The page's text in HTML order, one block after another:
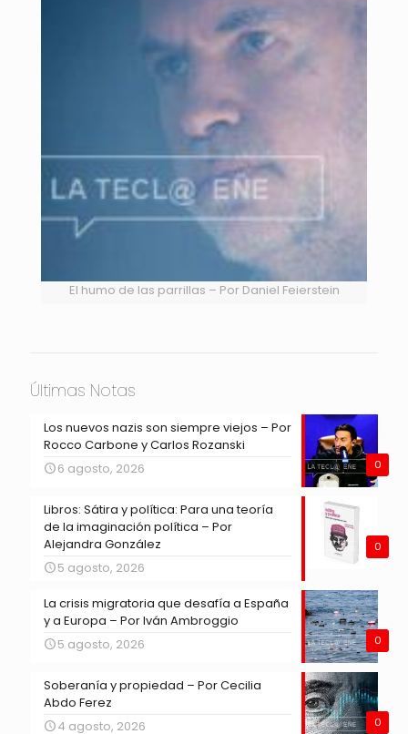
El humo de las parrillas – Por Daniel Feierstein
Últimas Notas
0
Los nuevos nazis son siempre viejos – Por
Rocco Carbone y Carlos Rozanski
6 agosto, 2026
0
Libros: Sátira y política: Para una teoría
de la imaginación política – Por
Alejandra González
5 agosto, 2026
0
La crisis migratoria que desafía a España
y a Europa – Por Iván Ambroggio
5 agosto, 2026
0
Soberanía y propiedad – Por Cecilia
Abdo Ferez
4 agosto, 2026